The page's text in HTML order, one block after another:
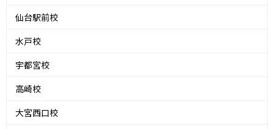
仙台駅前校
水戸校
宇都宮校
高崎校
大宮西口校